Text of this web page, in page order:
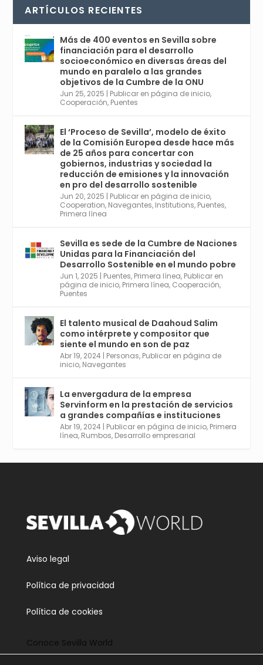
comienza en Sevilla este lunes 2 con la
Conferencia Internacional sobre Catálisis, y
con el Congreso de Parasitología. Del día 3 al
6, Congreso de Metodología de Ciencias
Sociales y la Salud; y los días 5 y 6 Jornadas
de Economía Industrial.
4
1 2 Twitter
Avata
r
Sevilla World @worldsevilla ·
21 May 2024
Conoce a @mvbim, la empresa sevillana
que ha sido pionera en España en el uso de
la tecnología BIM para digitalizar e
industrializar la arquitectura y la
construcción. Ver su dimensión
internacional en el reportaje de
@juanluispavon1 en @elCorreoWeb :
https://tinyurl.com/yfa2h55p
2 6 Twitter
Avata
Sevilla World @worldsevilla ·
30 Abr 2024
Aprovéchalo si vives en Sevilla capital o
provincia. Curso gratuito en Internet de las
Cosas, Inteligencia Artificial y Smart Cities
plazo acaba el 2 de mayo. Dota de gran
empleabilidad. Ver y enlace a inscripción:
https://tinyurl.com/yu5xhwjr
ARTÍCULOS RECIENTES
Más de 400 eventos en Sevilla sobre
financiación para el desarrollo
socioeconómico en diversas áreas del
mundo en paralelo a las grandes
objetivos de la Cumbre de la ONU
Jun 25, 2025 | Publicar en página de inicio,
Cooperación, Puentes
El ‘Proceso de Sevilla’, modelo de éxito
de la Comisión Europea desde hace más
de 25 años para concertar con
gobiernos, industrias y sociedad la
reducción de emisiones y la innovación
en pro del desarrollo sostenible
Jun 20, 2025 | Publicar en página de inicio,
Cooperation, Navegantes, Institutions, Puentes,
Primera línea
Sevilla es sede de la Cumbre de Naciones
Unidas para la Financiación del
Desarrollo Sostenible en el mundo pobre
Jun 1, 2025 | Puentes, Primera línea, Publicar en
página de inicio, Primera línea, Cooperación,
Puentes
El talento musical de Daahoud Salim
como intérprete y compositor que
siente el mundo en son de paz
Abr 19, 2024 | Personas, Publicar en página de
inicio, Navegantes
La envergadura de la empresa
Servinform en la prestación de servicios
a grandes compañías e instituciones
Abr 19, 2024 | Publicar en página de inicio, Primera
línea, Rumbos, Desarrollo empresarial
Aviso legal
Política de privacidad
Política de cookies
Conoce Sevilla World